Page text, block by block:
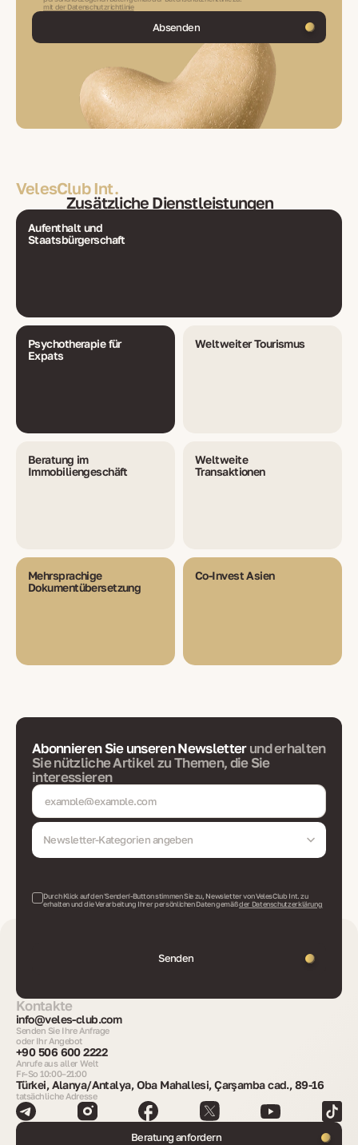
mit der Datenschutzrichtlinie
Absenden
VelesClub Int.
Zusätzliche Dienstleistungen
Aufenthalt und
Staatsbürgerschaft
Psychotherapie für
Expats
Weltweiter Tourismus
Beratung im
Immobiliengeschäft
Weltweite
Transaktionen
Mehrsprachige
Dokumentübersetzung
Co-Invest Asien
Abonnieren Sie unseren Newsletterund erhalten
Sie nützliche Artikel zu Themen, die Sie
interessieren
Newsletter-Kategorien angeben
Durch Klick auf den 'Senden'-Button stimmen Sie zu, Newsletter von VelesClub Int. zu
erhalten und die Verarbeitung Ihrer persönlichen Daten gemäßder Datenschutzerklärung
Senden
Kontakte
info@veles-club.com
Senden Sie Ihre Anfrage
oder Ihr Angebot
+90 506 600 2222
Anrufe aus aller Welt
Fr–So 10:00–21:00
Türkei, Alanya/Antalya, Oba Mahallesi, Çarşamba cad., 89-16
tatsächliche Adresse
Beratung anfordern